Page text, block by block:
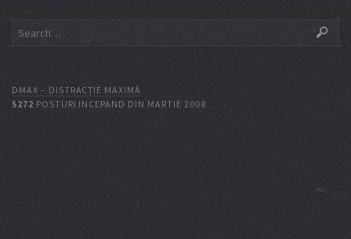
DMAX – DISTRACŢIE MAXIMĂ
5272 POSTURI INCEPAND DIN MARTIE 2008